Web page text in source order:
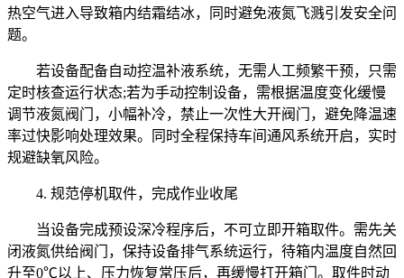
热空气进入导致箱内结霜结冰，同时避免液氮飞溅引发安全问
题。
若设备配备自动控温补液系统，无需人工频繁干预，只需
定时核查运行状态;若为手动控制设备，需根据温度变化缓慢
调节液氮阀门，小幅补冷，禁止一次性大开阀门，避免降温速
率过快影响处理效果。同时全程保持车间通风系统开启，实时
规避缺氧风险。
4. 规范停机取件，完成作业收尾
当设备完成预设深冷程序后，不可立即开箱取件。需先关
闭液氮供给阀门，保持设备排气系统运行，待箱内温度自然回
升至0℃以上、压力恢复常压后，再缓慢打开箱门。取件时动